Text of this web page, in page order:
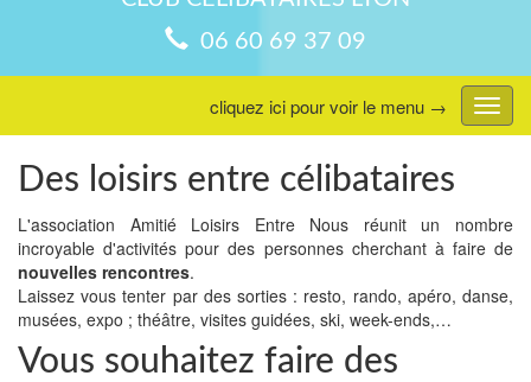
06 60 69 37 09
menu
cliquez ici pour voir le menu →
Des loisirs entre célibataires
L'association Amitié Loisirs Entre Nous réunit un nombre
incroyable d'activités pour des personnes cherchant à faire de
nouvelles rencontres.
Laissez vous tenter par des sorties : resto, rando, apéro, danse,
musées, expo ; théâtre, visites guidées, ski, week-ends,…
Vous souhaitez faire des